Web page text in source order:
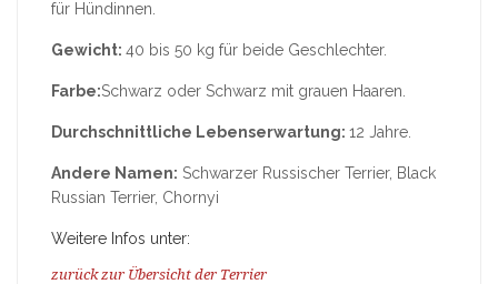
für Hündinnen.
Gewicht: 40 bis 50 kg für beide Geschlechter.
Farbe:Schwarz oder Schwarz mit grauen Haaren.
Durchschnittliche Lebenserwartung: 12 Jahre.
Andere Namen: Schwarzer Russischer Terrier, Black
Russian Terrier, Chornyi
Weitere Infos unter:
zurück zur Übersicht der Terrier